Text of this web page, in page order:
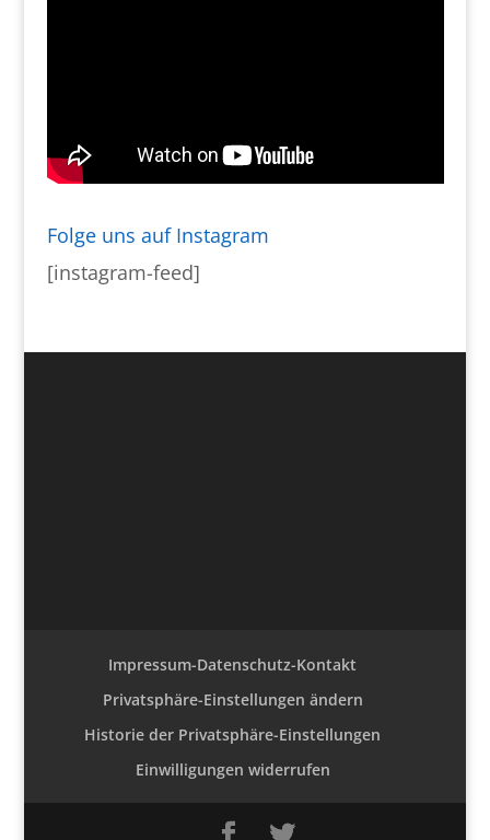
Folge uns auf Instagram
[instagram-feed]
Impressum-Datenschutz-Kontakt
Privatsphäre-Einstellungen ändern
Historie der Privatsphäre-Einstellungen
Einwilligungen widerrufen